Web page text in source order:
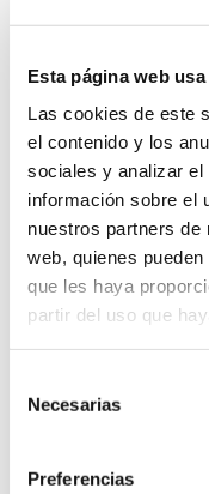
Esta página web
Las cookies de este
el contenido y los
sociales y analizar
información sobre el
nuestros partners de
web, quienes
que les haya
partir del uso que
Necesarias
Preferencias
System
virtual en
que nos permitas
Aunque si lo
electrónico a
900 800 806 .
Tenemos más de
instalación de
Gracias a su
flexibilidad en el
como la creación
virtuales
cliente.